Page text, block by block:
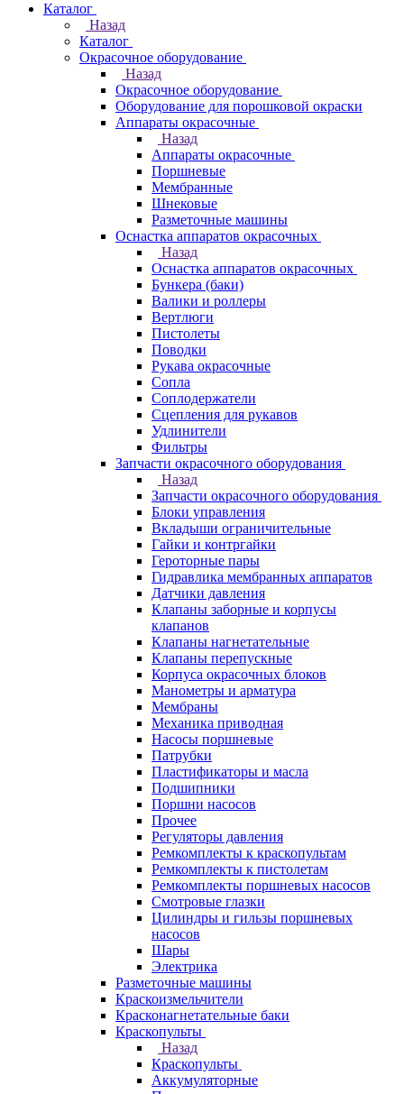
Каталог
Назад
Каталог
Окрасочное оборудование
Назад
Окрасочное оборудование
Оборудование для порошковой окраски
Аппараты окрасочные
Назад
Аппараты окрасочные
Поршневые
Мембранные
Шнековые
Разметочные машины
Оснастка аппаратов окрасочных
Назад
Оснастка аппаратов окрасочных
Бункера (баки)
Валики и роллеры
Вертлюги
Пистолеты
Поводки
Рукава окрасочные
Сопла
Соплодержатели
Сцепления для рукавов
Удлинители
Фильтры
Запчасти окрасочного оборудования
Назад
Запчасти окрасочного оборудования
Блоки управления
Вкладыши ограничительные
Гайки и контргайки
Героторные пары
Гидравлика мембранных аппаратов
Датчики давления
Клапаны заборные и корпусы
клапанов
Клапаны нагнетательные
Клапаны перепускные
Корпуса окрасочных блоков
Манометры и арматура
Мембраны
Механика приводная
Насосы поршневые
Патрубки
Пластификаторы и масла
Подшипники
Поршни насосов
Прочее
Регуляторы давления
Ремкомплекты к краскопультам
Ремкомплекты к пистолетам
Ремкомплекты поршневых насосов
Смотровые глазки
Цилиндры и гильзы поршневых
насосов
Шары
Электрика
Разметочные машины
Краскоизмельчители
Красконагнетательные баки
Краскопульты
Назад
Краскопульты
Аккумуляторные